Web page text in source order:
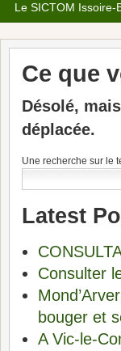
Le SICTOM Issoire-
Ce que
Désolé,
déplacée.
Une recherche sur le
Latest
Consulter
bouger et
A Vic-le-